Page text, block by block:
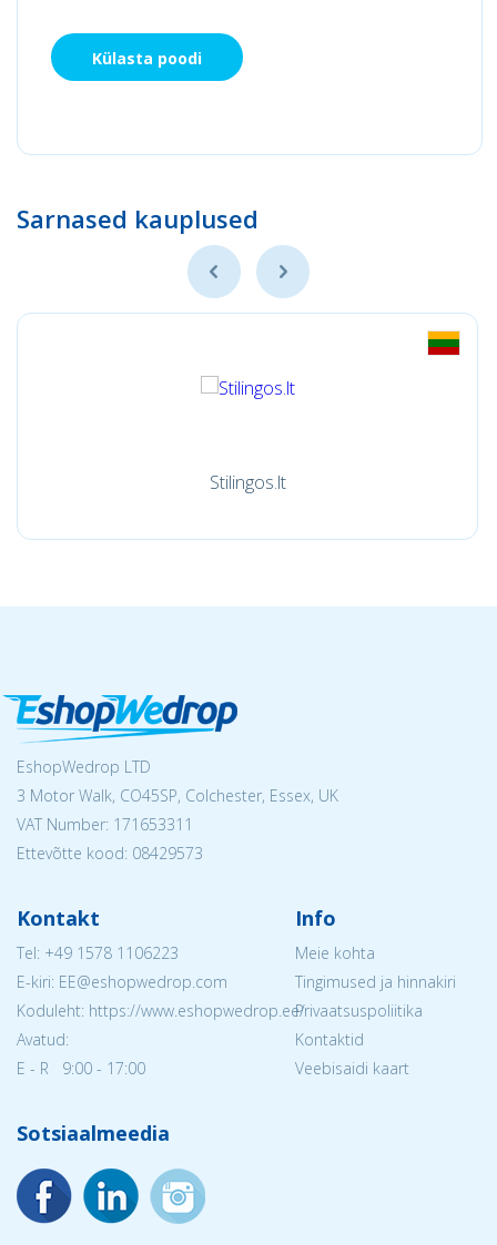
Külasta poodi
Sarnased kauplused
Stilingos.lt
EshopWedrop LTD
3 Motor Walk, CO45SP, Colchester, Essex, UK
VAT Number: 171653311
Ettevõtte kood: 08429573
Kontakt
Tel: +49 1578 1106223
E-kiri: EE@eshopwedrop.com
Koduleht: https://www.eshopwedrop.ee/
Avatud:
E - R 9:00 - 17:00
Info
Meie kohta
Tingimused ja hinnakiri
Privaatsuspoliitika
Kontaktid
Veebisaidi kaart
Sotsiaalmeedia